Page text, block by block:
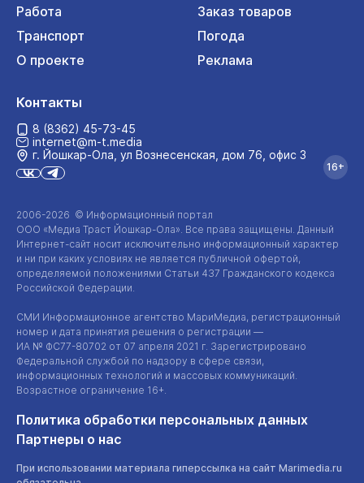
Работа
Заказ товаров
Транспорт
Погода
О проекте
Реклама
2006-2026 © Информационный портал
ООО «Медиа Траст Йошкар-Ола». Все права защищены. Данный
Интернет-сайт носит исключительно информационный характер
и ни при каких условиях не является публичной офертой,
определяемой положениями Статьи 437 Гражданского кодекса
Российской Федерации.
СМИ Информационное агентство МариМедиа, регистрационный
номер и дата принятия решения о регистрации —
ИА № ФС77-80702 от 07 апреля 2021 г. Зарегистрировано
Федеральной службой по надзору в сфере связи,
информационных технологий и массовых коммуникаций.
Возрастное ограничение 16+.
Политика обработки персональных данных
Партнеры о нас
При использовании материала гиперссылка на сайт Marimedia.ru
Контакты
8 (8362) 45-73-45
internet@m-t.media
г. Йошкар‑Ола, ул Вознесенская, дом 76, офис 3
16+